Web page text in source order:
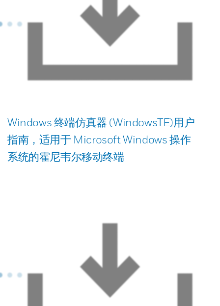
Windows 终端仿真器 (WindowsTE)用户
指南，适用于 Microsoft Windows 操作
系统的霍尼韦尔移动终端